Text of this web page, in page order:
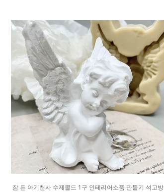
잠 든 아기천사 수제몰드 1구 인테리어소품 만들기 석고방